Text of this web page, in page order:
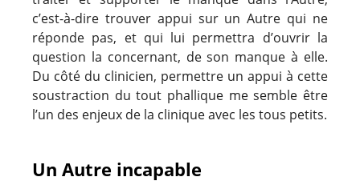
c’est-à-dire trouver appui sur un Autre qui ne
réponde pas, et qui lui permettra d’ouvrir la
question la concernant, de son manque à elle.
Du côté du clinicien, permettre un appui à cette
soustraction du tout phallique me semble être
l’un des enjeux de la clinique avec les tous petits.
Un Autre incapable